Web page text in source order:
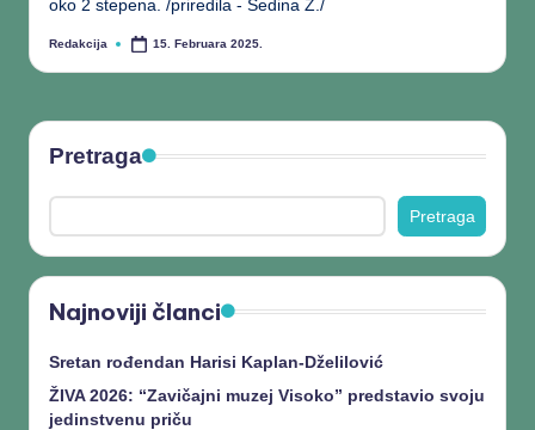
oko 2 stepena. /priredila - Sedina Z./
Redakcija 15. Februara 2025.
Pretraga
Pretraga
Najnoviji članci
Sretan rođendan Harisi Kaplan-Dželilović
ŽIVA 2026: “Zavičajni muzej Visoko” predstavio svoju
jedinstvenu priču